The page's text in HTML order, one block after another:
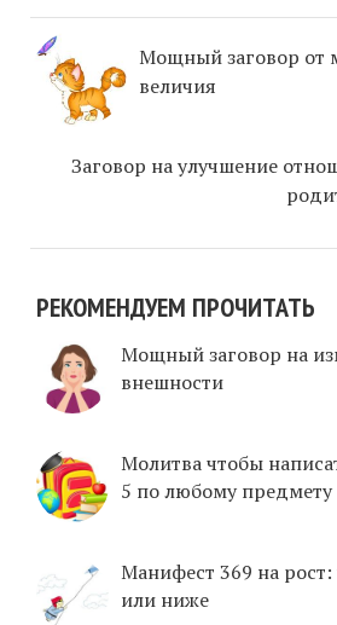
Мощный заговор от
величия
Заговор на улучшение
РЕКОМЕНДУЕМ ПРОЧИТАТЬ
Мощный заговор на
внешности
Молитва чтобы
5 по любому предмету
Манифест 369 на
или ниже